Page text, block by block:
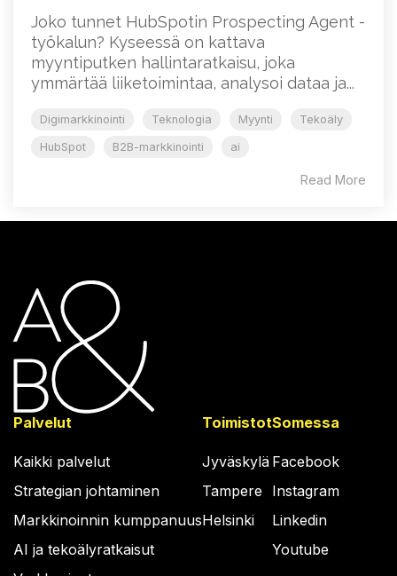
Joko tunnet HubSpotin Prospecting Agent -
työkalun? Kyseessä on kattava
myyntiputken hallintaratkaisu, joka
ymmärtää liiketoimintaa, analysoi dataa ja...
Digimarkkinointi Teknologia Myynti Tekoäly
HubSpot B2B-markkinointi ai
Read More
Palvelut
Kaikki palvelut
Strategian johtaminen
Markkinoinnin kumppanuus
AI ja tekoälyratkaisut
Toimistot
Jyväskylä
Tampere
Helsinki
Somessa
Facebook
Instagram
Linkedin
Youtube